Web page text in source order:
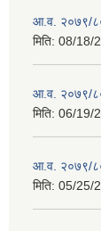
आ.व. २०७९/
मिति: 08/18/
आ.व. २०७९/
मिति: 06/19/
आ.व. २०७९/
मिति: 05/25/